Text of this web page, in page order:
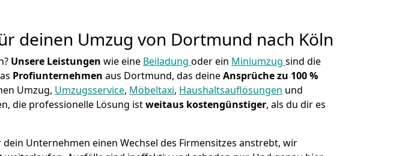
deinen Umzug von Dortmund nach Köln
Unsere Leistungen wie eine Beiladung oder ein Miniumzug sind die
Profiunternehmen aus Dortmund, das deineAnsprüche zu 100%
Umzug, Umzugsservice, Möbeltaxi, Haushaltsauflösungen und
die professionelle Lösung istweitaus kostengünstiger, als du dir es
Unternehmen einen Wechsel des Firmensitzes anstrebt, wir